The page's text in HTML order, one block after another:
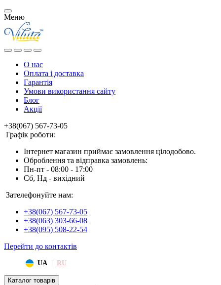
Меню
О нас
Оплата і доставка
Гарантія
Умови використання сайту
Блог
Акції
+38(067) 567-73-05
Графік роботи:
Інтернет магазин приймає замовлення цілодобово.
Оброблення та відправка замовлень:
Пн-пт - 08:00 - 17:00
Сб, Нд - вихідний
Зателефонуйте нам:
+38(067) 567-73-05
+38(063) 303-66-08
+38(095) 508-22-54
Перейти до контактів
UA | RU
Каталог товарів